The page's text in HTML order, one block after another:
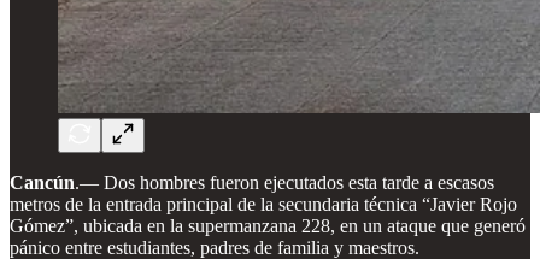
Cancún.— Dos hombres fueron ejecutados esta tarde a escasos
metros de la entrada principal de la secundaria técnica “Javier Rojo
Gómez”, ubicada en la supermanzana 228, en un ataque que generó
pánico entre estudiantes, padres de familia y maestros.